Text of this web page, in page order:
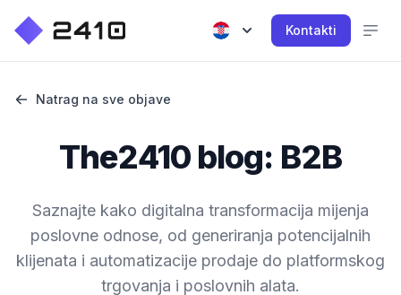
Kontakti
Natrag na sve objave
The2410 blog: B2B
Saznajte kako digitalna transformacija mijenja
poslovne odnose, od generiranja potencijalnih
klijenata i automatizacije prodaje do platformskog
trgovanja i poslovnih alata.